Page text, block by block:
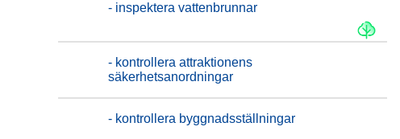
- inspektera vattenbrunnar
- kontrollera attraktionens
säkerhetsanordningar
- kontrollera byggnadsställningar